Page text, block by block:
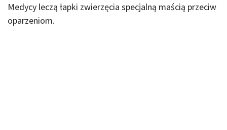
Medycy leczą łapki zwierzęcia specjalną maścią przeciw
oparzeniom.